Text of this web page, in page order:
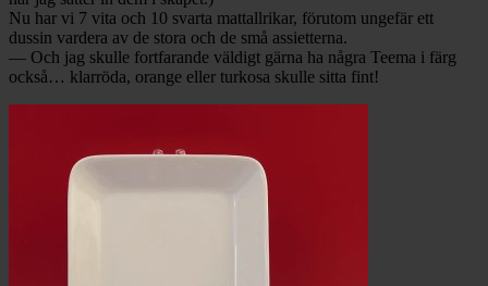
Nu har vi 7 vita och 10 svarta mattallrikar, förutom ungefär ett
dussin vardera av de stora och de små assietterna.
— Och jag skulle fortfarande väldigt gärna ha några Teema i färg
också… klarröda, orange eller turkosa skulle sitta fint!